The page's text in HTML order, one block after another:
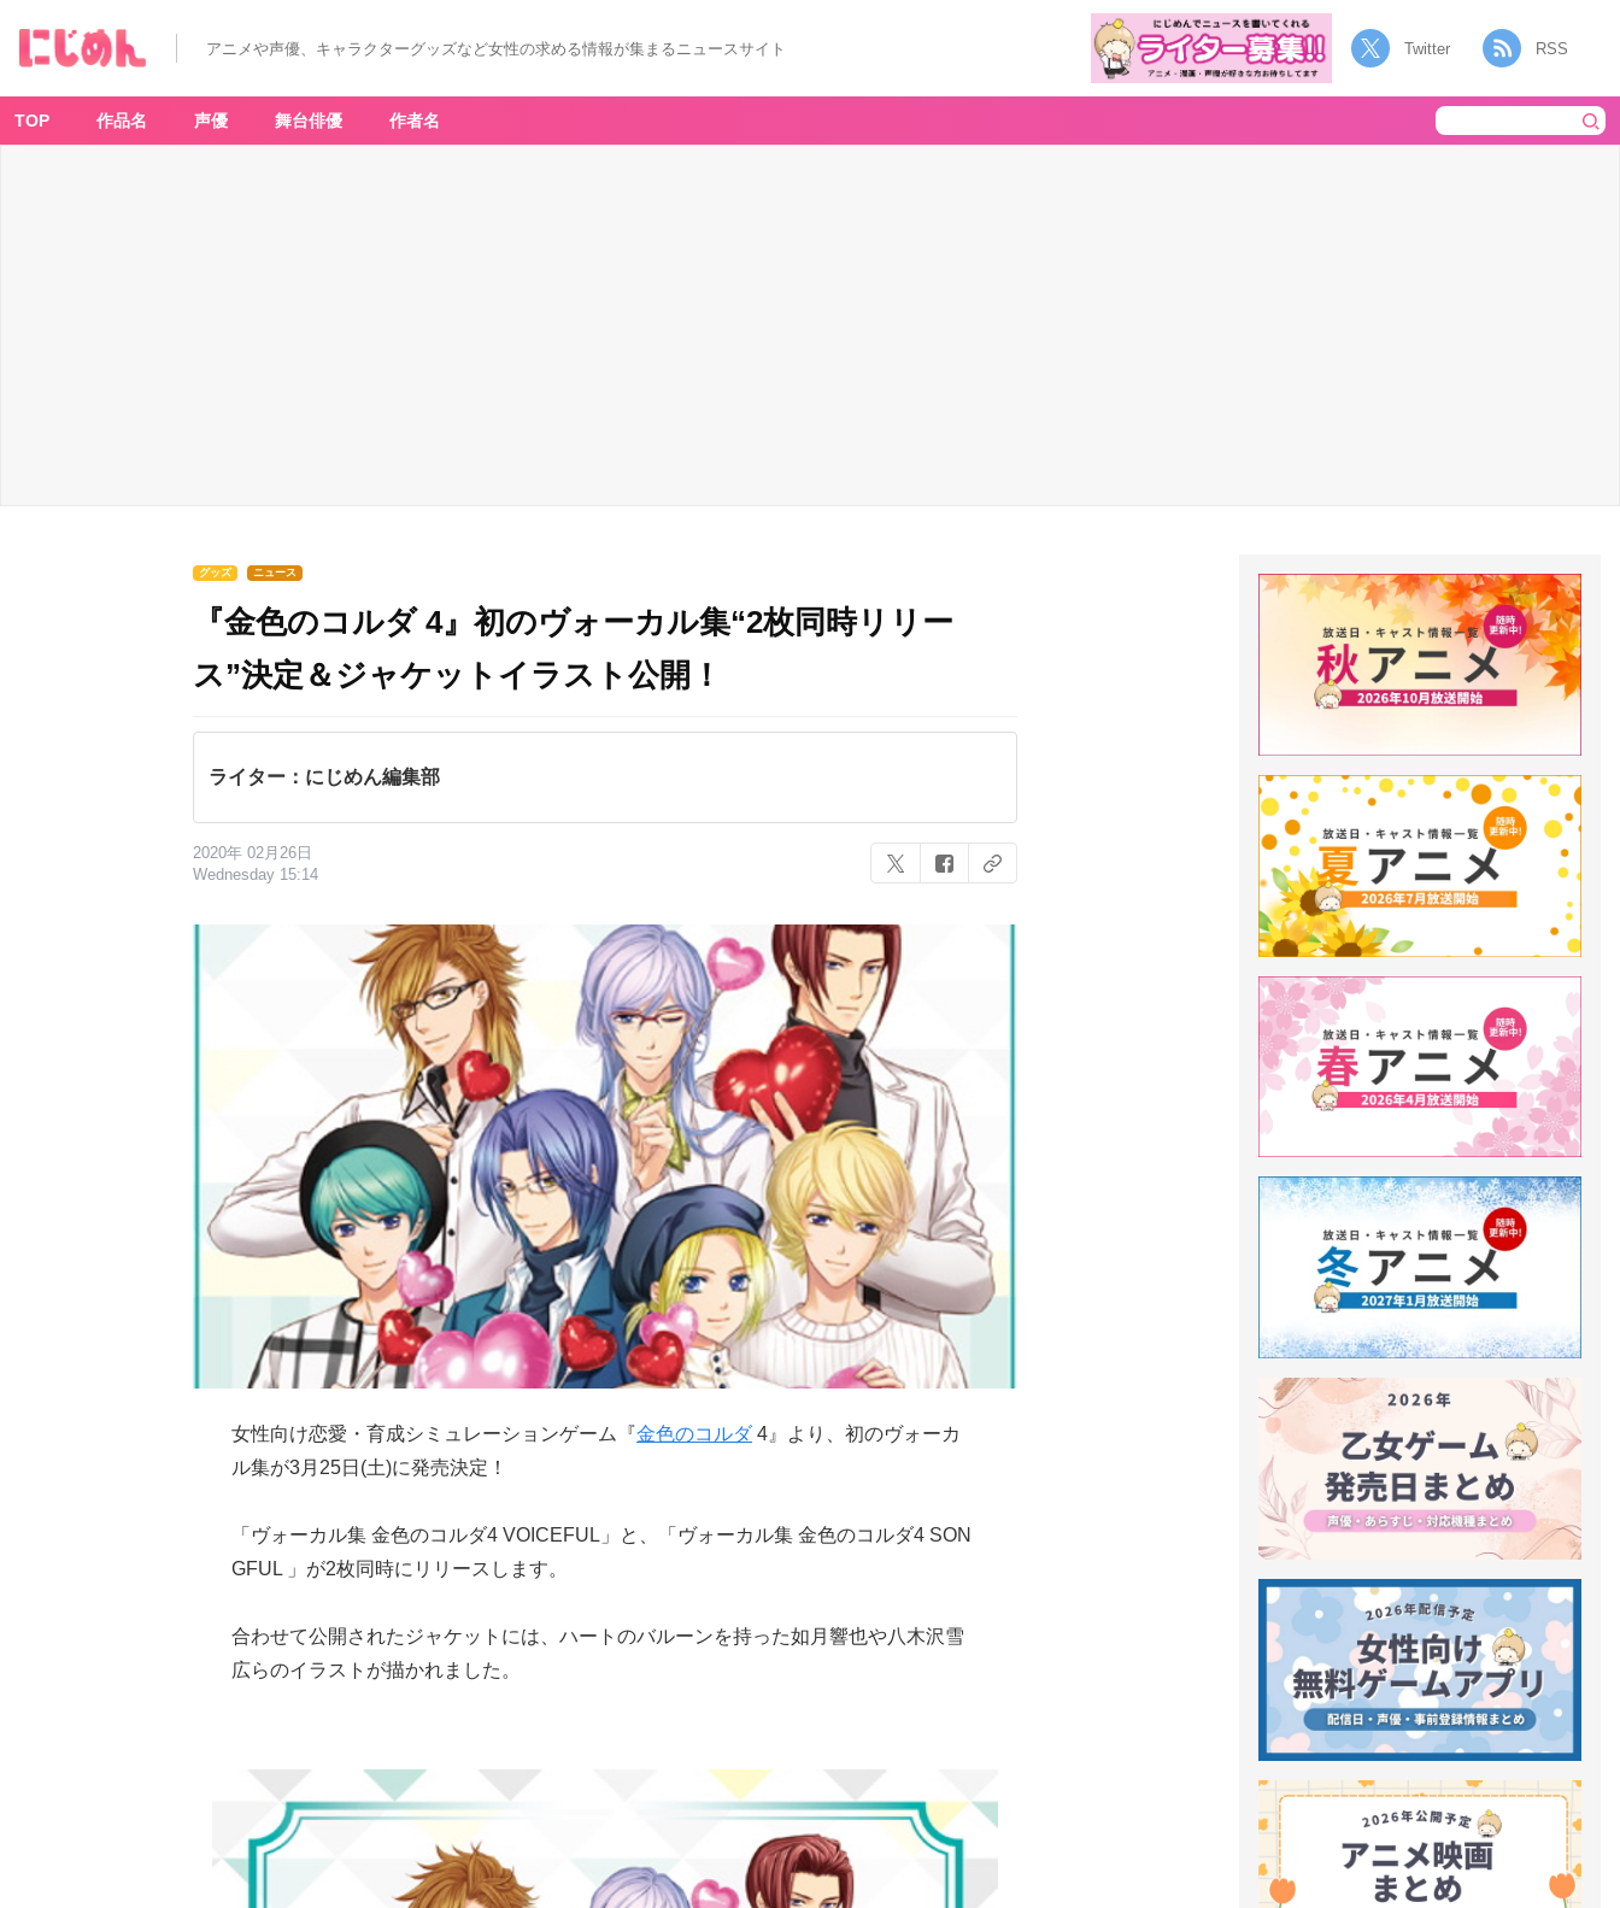
アニメや声優、キャラクターグッズなど女性の求める情報が集まるニュースサイト Twitter RSS
TOP 作品名 声優 舞台俳優 作者名
グッズ ニュース
『金色のコルダ 4』初のヴォーカル集“2枚同時リリー
ス”決定＆ジャケットイラスト公開！
ライター：にじめん編集部
2020年 02月26日
Wednesday 15:14
女性向け恋愛・育成シミュレーションゲーム『金色のコルダ4』より、初のヴォーカ
ル集が3月25日(土)に発売決定！
「ヴォーカル集 金色のコルダ4 VOICEFUL」と、「ヴォーカル集 金色のコルダ4 SON
GFUL 」が2枚同時にリリースします。
合わせて公開されたジャケットには、ハートのバルーンを持った如月響也や八木沢雪
広らのイラストが描かれました。